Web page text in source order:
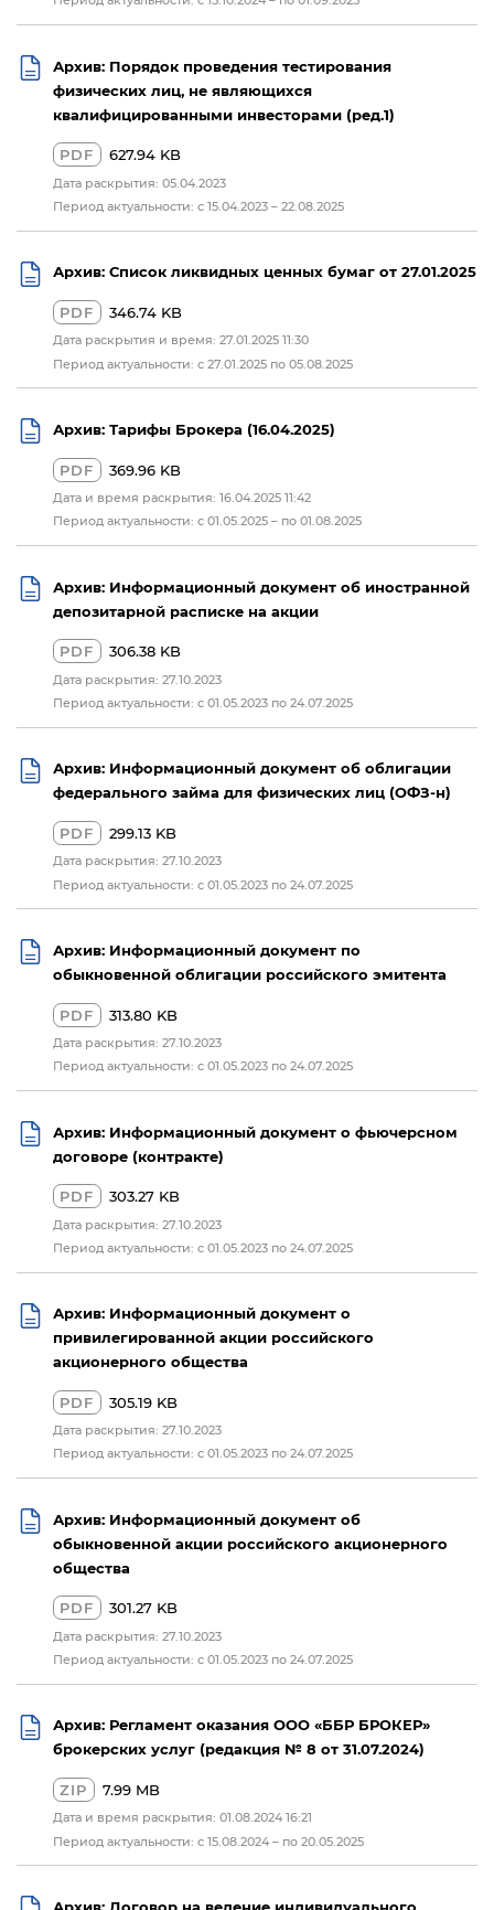
Архив: Порядок проведения тестирования
физических лиц, не являющихся
квалифицированными инвесторами (ред.1)
PDF 627.94 KB
Дата раскрытия: 05.04.2023
Период актуальности: с 15.04.2023 – 22.08.2025
Архив: Список ликвидных ценных бумаг от 27.01.2025
PDF 346.74 KB
Дата раскрытия и время: 27.01.2025 11:30
Период актуальности: c 27.01.2025 по 05.08.2025
Архив: Тарифы Брокера (16.04.2025)
PDF 369.96 KB
Дата и время раскрытия: 16.04.2025 11:42
Период актуальности: с 01.05.2025 – по 01.08.2025
Архив: Информационный документ об иностранной
депозитарной расписке на акции
PDF 306.38 KB
Дата раскрытия: 27.10.2023
Период актуальности: с 01.05.2023 по 24.07.2025
Архив: Информационный документ об облигации
федерального займа для физических лиц (ОФЗ-н)
PDF 299.13 KB
Дата раскрытия: 27.10.2023
Период актуальности: с 01.05.2023 по 24.07.2025
Архив: Информационный документ по
обыкновенной облигации российского эмитента
PDF 313.80 KB
Дата раскрытия: 27.10.2023
Период актуальности: с 01.05.2023 по 24.07.2025
Архив: Информационный документ о фьючерсном
договоре (контракте)
PDF 303.27 KB
Дата раскрытия: 27.10.2023
Период актуальности: с 01.05.2023 по 24.07.2025
Архив: Информационный документ о
привилегированной акции российского
акционерного общества
PDF 305.19 KB
Дата раскрытия: 27.10.2023
Период актуальности: с 01.05.2023 по 24.07.2025
Архив: Информационный документ об
обыкновенной акции российского акционерного
общества
PDF 301.27 KB
Дата раскрытия: 27.10.2023
Период актуальности: с 01.05.2023 по 24.07.2025
Архив: Регламент оказания ООО «ББР БРОКЕР»
брокерских услуг (редакция № 8 от 31.07.2024)
ZIP 7.99 MB
Дата и время раскрытия: 01.08.2024 16:21
Период актуальности: с 15.08.2024 – по 20.05.2025
Архив: Договор на ведение индивидуального